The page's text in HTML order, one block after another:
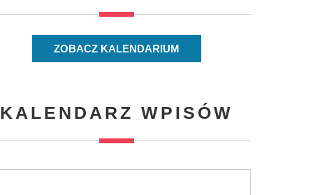
ZOBACZ KALENDARIUM
KALENDARZ WPISÓW